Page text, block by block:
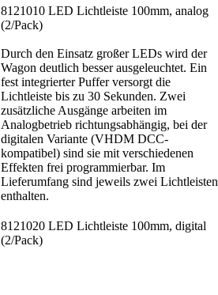
8121010 LED Lichtleiste 100mm, analog
(2/Pack)
Durch den Einsatz großer LEDs wird der
Wagon deutlich besser ausgeleuchtet. Ein
fest integrierter Puffer versorgt die
Lichtleiste bis zu 30 Sekunden. Zwei
zusätzliche Ausgänge arbeiten im
Analogbetrieb richtungsabhängig, bei der
digitalen Variante (VHDM DCC-
kompatibel) sind sie mit verschiedenen
Effekten frei programmierbar. Im
Lieferumfang sind jeweils zwei Lichtleisten
enthalten.
8121020 LED Lichtleiste 100mm, digital
(2/Pack)